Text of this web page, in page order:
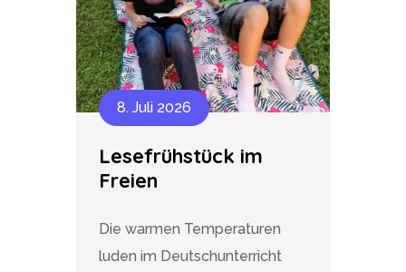
8. Juli 2026
Lesefrühstück im
Freien
Die warmen Temperaturen
luden im Deutschunterricht